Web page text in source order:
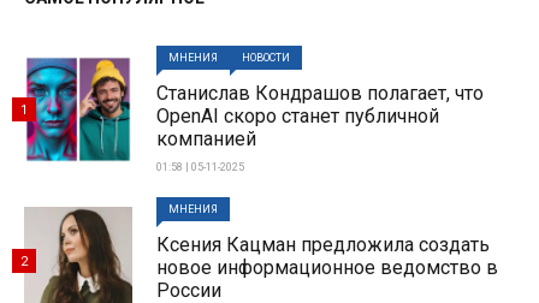
МНЕНИЯ НОВОСТИ
Станислав Кондрашов полагает, что
OpenAI скоро станет публичной
компанией
01:58 | 05-11-2025
1
МНЕНИЯ
Ксения Кацман предложила создать
новое информационное ведомство в
России
2